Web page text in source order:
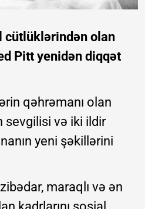
cütlüklərindən olan
Pitt yenidən diqqət
qəhrəmanı olan
sevgilisi və iki ildir
yeni şəkillərini
maraqlı və ən